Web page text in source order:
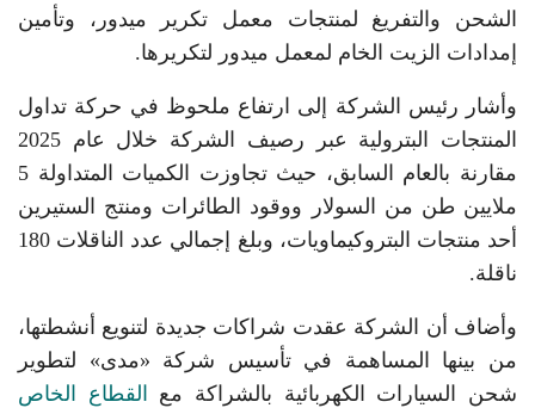
الشحن والتفريغ لمنتجات معمل تكرير ميدور، وتأمين
إمدادات الزيت الخام لمعمل ميدور لتكريرها.
وأشار رئيس الشركة إلى ارتفاع ملحوظ في حركة تداول
المنتجات البترولية عبر رصيف الشركة خلال عام 2025
مقارنة بالعام السابق، حيث تجاوزت الكميات المتداولة 5
ملايين طن من السولار ووقود الطائرات ومنتج الستيرين
أحد منتجات البتروكيماويات، وبلغ إجمالي عدد الناقلات 180
ناقلة.
وأضاف أن الشركة عقدت شراكات جديدة لتنويع أنشطتها،
من بينها المساهمة في تأسيس شركة «مدى» لتطوير
شحن السيارات الكهربائية بالشراكة مع
القطاع الخاص